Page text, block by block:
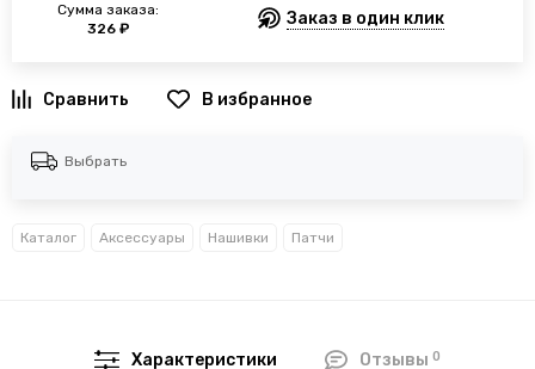
Сумма заказа:
326 ₽
Заказ в один клик
В избранное
Выбрать
Каталог Аксессуары Нашивки Патчи
Характеристики Отзывы 0